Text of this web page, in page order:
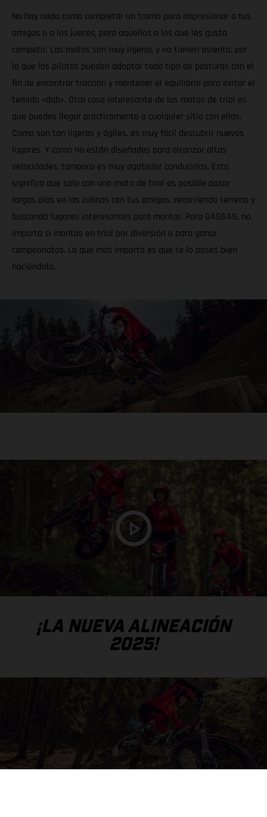
No hay nada como completar un tramo para impresionar a tus
amigos o a los jueces, para aquellos a los que les gusta
competir. Las motos son muy ligeras y no tienen asiento, por
lo que los pilotos pueden adoptar todo tipo de posturas con el
fin de encontrar tracción y mantener el equilibrio para evitar el
temido «dab». Otra cosa interesante de las motos de trial es
que puedes llegar prácticamente a cualquier sitio con ellas.
Como son tan ligeras y ágiles, es muy fácil descubrir nuevos
lugares. Y como no están diseñadas para alcanzar altas
velocidades, tampoco es muy agotador conducirlas. Esto
significa que solo con una moto de trial es posible pasar
largos días en las colinas con tus amigos, recorriendo terreno y
buscando lugares interesantes para montar. Para GASGAS, no
importa si montas en trial por diversión o para ganar
campeonatos. Lo que más importa es que te lo pases bien
haciéndolo.
¡LA NUEVA ALINEACIÓN
2025!